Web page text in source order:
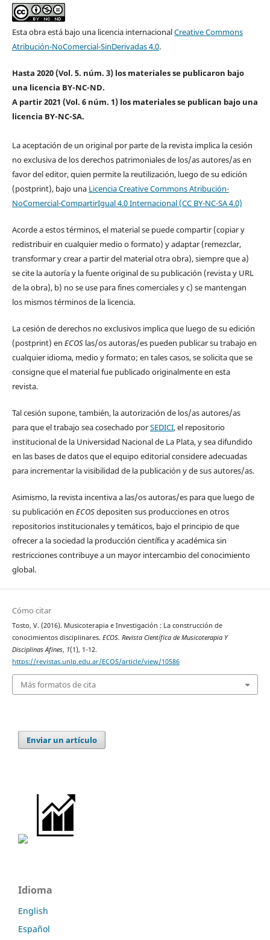
Esta obra está bajo una licencia internacionalCreative Commons
Atribución-NoComercial-SinDerivadas 4.0.
Hasta 2020 (Vol. 5. núm. 3) los materiales se publicaron bajo
una licencia BY-NC-ND.
A partir 2021 (Vol. 6 núm. 1) los materiales se publican bajo una
licencia BY-NC-SA.
La aceptación de un original por parte de la revista implica la cesión
no exclusiva de los derechos patrimoniales de los/as autores/as en
favor del editor, quien permite la reutilización, luego de su edición
(postprint), bajo una Licencia Creative Commons Atribución-
NoComercial-CompartirIgual 4.0 Internacional (CC BY-NC-SA 4.0)
Acorde a estos términos, el material se puede compartir (copiar y
redistribuir en cualquier medio o formato) y adaptar (remezclar,
transformar y crear a partir del material otra obra), siempre que a)
se cite la autoría y la fuente original de su publicación (revista y URL
de la obra), b) no se use para fines comerciales y c) se mantengan
los mismos términos de la licencia.
La cesión de derechos no exclusivos implica que luego de su edición
(postprint) en ECOSlas/os autoras/es pueden publicar su trabajo en
cualquier idioma, medio y formato; en tales casos, se solicita que se
consigne que el material fue publicado originalmente en esta
revista.
Tal cesión supone, también, la autorización de los/as autores/as
para que el trabajo sea cosechado porSEDICI, el repositorio
institucional de la Universidad Nacional de La Plata, y sea difundido
en las bases de datos que el equipo editorial considere adecuadas
para incrementar la visibilidad de la publicación y de sus autores/as.
Asimismo, la revista incentiva a las/os autoras/es para que luego de
su publicación en ECOSdepositen sus producciones en otros
repositorios institucionales y temáticos, bajo el principio de que
ofrecer a la sociedad la producción científica y académica sin
restricciones contribuye a un mayor intercambio del conocimiento
global.
Cómo citar
Tosto, V. (2016). Musicoterapia e Investigación : La construcción de
conocimientos disciplinares. ECOS. Revista Científica de Musicoterapia Y
Disciplinas Afines, 1(1), 1-12.
https://revistas.unlp.edu.ar/ECOS/article/view/10586
Más formatos de cita
Enviar un artículo
Idioma
English
Español